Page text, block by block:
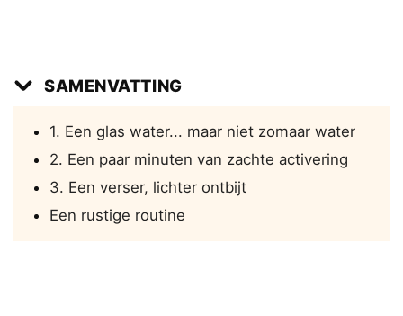
SAMENVATTING
1. Een glas water... maar niet zomaar water
2. Een paar minuten van zachte activering
3. Een verser, lichter ontbijt
Een rustige routine